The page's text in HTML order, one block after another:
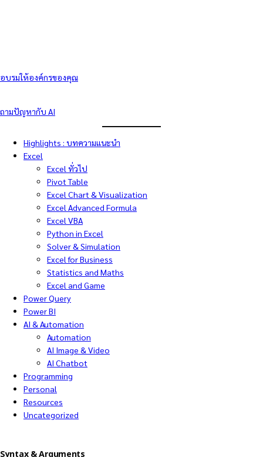
อบรมให้องค์กรของคุณ
ถามปัญหากับ AI
Highlights : บทความแนะนำ
Excel
Excel ทั่วไป
Pivot Table
Excel Chart & Visualization
Excel Advanced Formula
Excel VBA
Python in Excel
Solver & Simulation
Excel for Business
Statistics and Maths
Excel and Game
Power Query
Power BI
AI & Automation
Automation
AI Image & Video
AI Chatbot
Programming
Personal
Resources
Uncategorized
Syntax & Arguments